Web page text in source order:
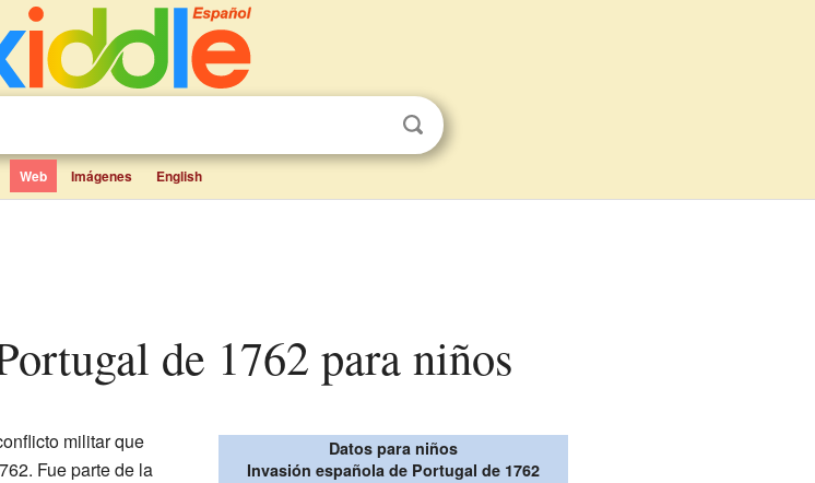
Web Imágenes English
de 1762 para niños
Datos para niños
Invasión española de Portugal de 1762
militar que
Fue parte de la